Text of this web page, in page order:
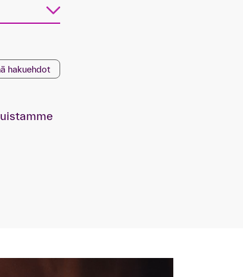
hakuehdot